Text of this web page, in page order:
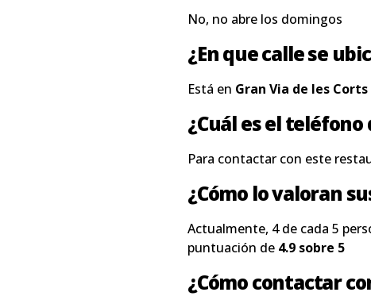
No, no abre los domingos
¿En que calle se
Está en Gran Via de les
¿Cuál es el
Para contactar con este
¿Cómo lo valoran
Actualmente, 4 de cada 5
puntuación de 4.9 sobre 5
¿Cómo contactar